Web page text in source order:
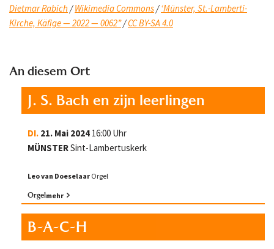
Dietmar Rabich /Wikimedia Commons /‘Münster, St.-Lamberti-
Kirche, Käfige — 2022 — 0062”/CC BY-SA 4.0
An diesem Ort
J. S. Bach en zijn leerlingen
DI. 21. Mai 2024 16:00 Uhr
MÜNSTERSint-Lambertuskerk
Leo van Doeselaar Orgel
Orgelmehr
B-A-C-H